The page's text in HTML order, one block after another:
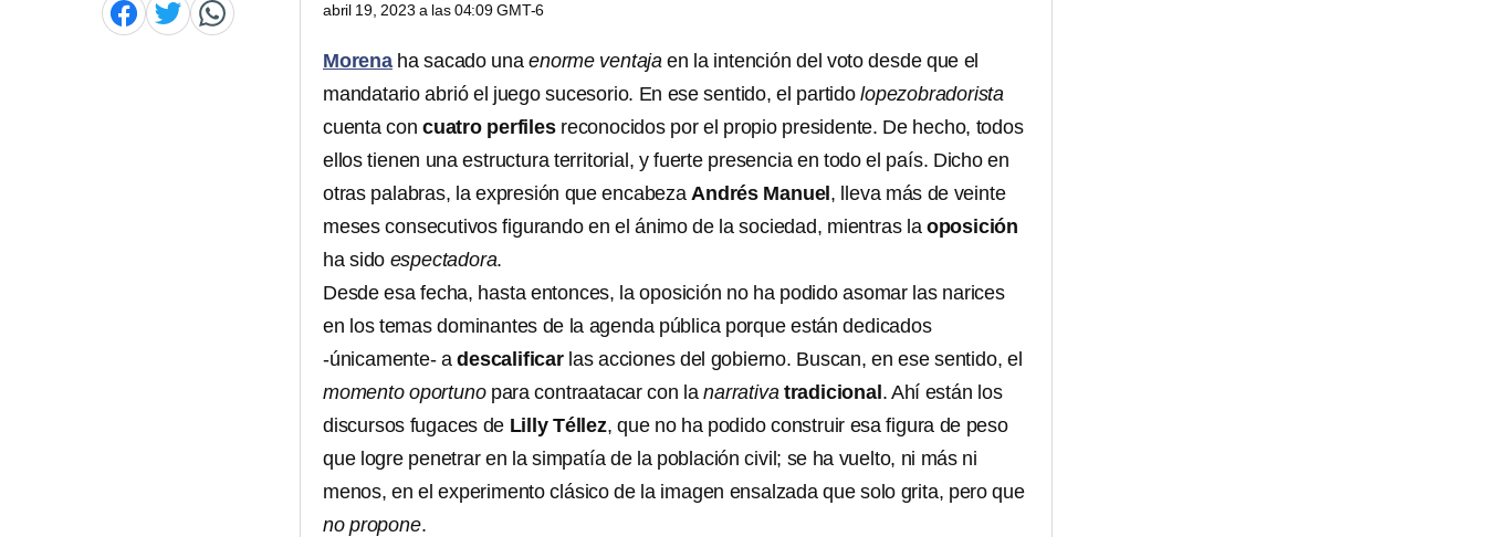
abril 19, 2023 a las 04:09 GMT-6
Morena ha sacado unaenorme ventajaen la intención del voto desde que el
mandatario abrió el juego sucesorio. En ese sentido, el partidolopezobradorista
cuenta concuatro perfiles reconocidos por el propio presidente. De hecho, todos
ellos tienen una estructura territorial, y fuerte presencia en todo el país. Dicho en
otras palabras, la expresión que encabezaAndrés Manuel , lleva más de veinte
meses consecutivos figurando en el ánimo de la sociedad, mientras la oposición
ha sido espectadora.
Desde esa fecha, hasta entonces, la oposición no ha podido asomar las narices
en los temas dominantes de la agenda pública porque están dedicados
-únicamente- adescalificar las acciones del gobierno. Buscan, en ese sentido, el
momento oportunopara contraatacar con lanarrativa tradicional . Ahí están los
discursos fugaces de Lilly Téllez, que no ha podido construir esa figura de peso
que logre penetrar en la simpatía de la población civil; se ha vuelto, ni más ni
menos, en el experimento clásico de la imagen ensalzada que solo grita, pero que
no propone.